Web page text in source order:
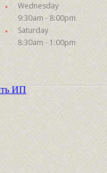
Wednesday
9:30am - 8:00pm
Saturday
8:30am - 1:00pm
ИП